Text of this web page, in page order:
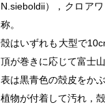
N.sieboldii），クロア
称。
殻はいずれも大型で
頂が巻きに応じて富士
表は黒青色の殻皮をか
植物が付着して汚れ，